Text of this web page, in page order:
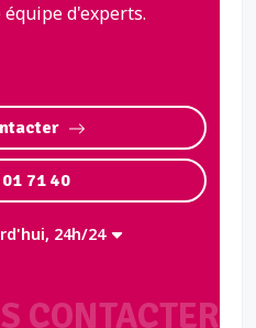
CONTACTER
d'experts.
71 40
24h/24